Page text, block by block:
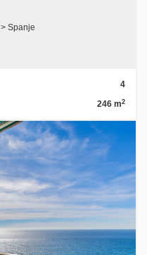
Spanje
4
246 m2